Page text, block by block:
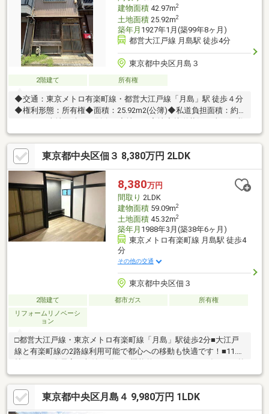
建物面積42.97m2
土地面積25.92m2
築年月 1927年1月(築99年8ヶ月)
都営大江戸線 月島駅 徒歩4分
東京都中央区月島３
2階建て 所有権
◆交通：東京メトロ有楽町線・都営大江戸線「月島」駅 徒歩４分
◆権利形態：所有権◆面積：25.92m2(公簿)◆私道負担面積：約
道 約2.７ｍ 間口 約3.6ｍ◆都市計画：市街化区域◆用途地域：
商業地域◆建ぺい：80％◆容積率：162％（前面道路の幅員制限
による）◆建物の築年月不詳◆現況：空室◆建築条件：連棟式住
宅（1棟３戸建）単独での再建築不可 ※再建築する際には切り離
し承諾が必要です。
東京都中央区佃３ 8,380万円 2LDK
8,380万円
間取り 2LDK
建物面積59.09m2
土地面積45.32m2
築年月 1988年3月(築38年6ヶ月)
東京メトロ有楽町線 月島駅 徒歩4
分
その他の交通
東京都中央区佃３
2階建て 都市ガス
所有権
リフォームリノベーシ
ョン
□都営大江戸線・東京メトロ有楽町線「月島」駅徒歩2分■大江戸
線と有楽町線の2路線利用可能で都心への移動も快適です！■11.5
壁塗装を含むリフォームを施した綺麗な状態！■隅田川沿いの豊
かな自然を感じられる閑静で落ち着いた住環境！■各部屋収納付
きで季節ものの荷物もすっきりと片付きます！■現在賃貸稼働
中！投資、自己居住に選択肢様々！皆様が住まいに求める「もっ
東京都中央区月島４ 9,980万円 1LDK